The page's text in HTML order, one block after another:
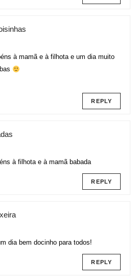
à mamã e à filhota e um dia muito
REPLY
à filhota e à mamã babada
REPLY
dia bem docinho para todos!
REPLY